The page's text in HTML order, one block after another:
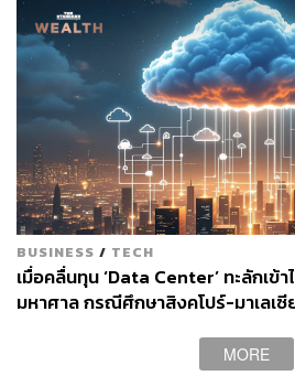
หลายฝ่ายกังวลในเวลานั้น เนื่องจาก
รายการธุรกรรม ประเมินมูลค่าดอก
วันเวลาย้อนกลับไปปี 1900 นั่นอาจเท่
หลังเวลาดังกล่าวจะสูญหายไปด้วย
คอมพิวเตอร์อาจเข้าใจว่าผิดนัดชำร
นอกจากนี้ ระบบจัดการพลังงาน เค
สาธารณูปโภค และธุรกิจอื่นๆ ที่ล้ว
คอมพิวเตอร์ทางใดทางหนึ่งเพื่อให้ท
เวลานั้นว่าจะได้รับผลกระทบเช่นเดียว
อย่างไรก็ตาม ทั้งภาครัฐและเอกชน
ระดมผู้เชี่ยวชาญด้านไอทีจำนวนมา
กับเวลาเพื่อหาทางป้องกัน โดยวิธีแก้
BUSINESS / TECH
เมื่อคลื่นทุน ‘Data Center’ ทะลักเข้
มหาศาล กรณีศึกษาสิงคโปร์-มาเลเ
MORE